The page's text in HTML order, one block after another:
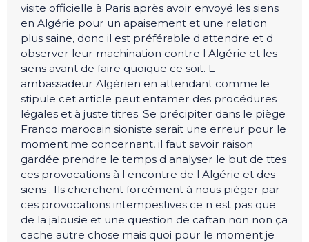
visite officielle à Paris après avoir envoyé les siens
en Algérie pour un apaisement et une relation
plus saine, donc il est préférable d attendre et d
observer leur machination contre l Algérie et les
siens avant de faire quoique ce soit. L
ambassadeur Algérien en attendant comme le
stipule cet article peut entamer des procédures
légales et à juste titres. Se précipiter dans le piège
Franco marocain sioniste serait une erreur pour le
moment me concernant, il faut savoir raison
gardée prendre le temps d analyser le but de ttes
ces provocations à l encontre de l Algérie et des
siens . Ils cherchent forcément à nous piéger par
ces provocations intempestives ce n est pas que
de la jalousie et une question de caftan non non ça
cache autre chose mais quoi pour le moment je